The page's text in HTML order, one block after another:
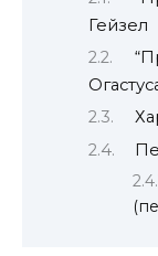
Гейзел